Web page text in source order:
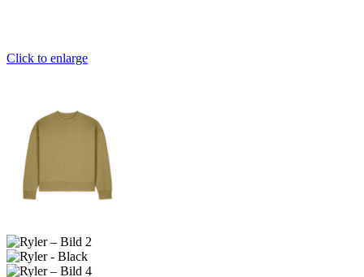
Click to enlarge